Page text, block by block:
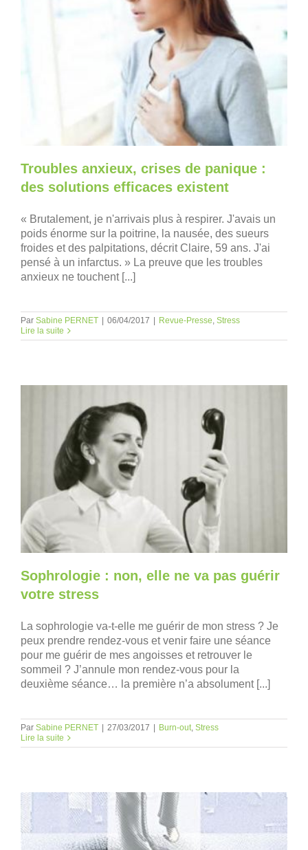
Troubles anxieux, crises de panique :
des solutions efficaces existent
« Brutalement, je n'arrivais plus à respirer. J'avais un
poids énorme sur la poitrine, la nausée, des sueurs
froides et des palpitations, décrit Claire, 59 ans. J'ai
pensé à un infarctus. » La preuve que les troubles
anxieux ne touchent [...]
Par Sabine PERNET | 06/04/2017 | Revue-Presse Stress
Lire la suite
Sophrologie : non, elle ne va pas guérir
votre stress
La sophrologie va-t-elle me guérir de mon stress ? Je
peux prendre rendez-vous et venir faire une séance
pour me guérir de mes angoisses et retrouver le
sommeil ? J’annule mon rendez-vous pour la
deuxième séance… la première n’a absolument [...]
Par Sabine PERNET 27/03/2017 Burn-out, Stress
Lire la suite